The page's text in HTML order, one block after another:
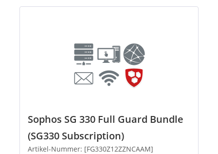
Sophos SG 330 Full Guard Bundle
(SG330 Subscription)
Artikel-Nummer: [FG330Z12ZZNCAAM]